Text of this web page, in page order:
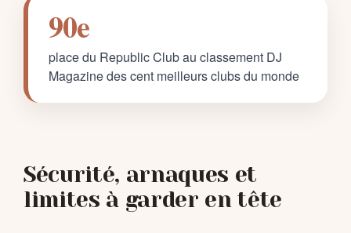
90e
place du Republic Club au classement DJ
Magazine des cent meilleurs clubs du monde
Sécurité, arnaques et
limites à garder en tête